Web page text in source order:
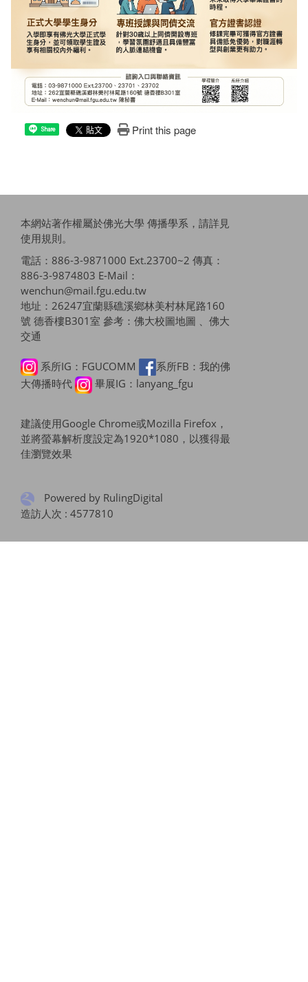
Share Print this page
本網站著作權屬於佛光大學 傳播學系，請詳見
使用規則。
電話：886-3-9871000 Ext.23700~2 傳真：
886-3-9874803 E-Mail：
wenchun@mail.fgu.edu.tw
地址：26247宜蘭縣礁溪鄉林美村林尾路160
號 德香樓B301室 參考： 佛大校圖地圖 、佛大
交通
系所IG：FGUCOMM
系所FB：我的佛
大傳播時代
畢展IG：lanyang_fgu
建議使用Google Chrome或Mozilla Firefox，
並將螢幕解析度設定為1920*1080，以獲得最
佳瀏覽效果
Powered by RulingDigital
造訪人次 : 4577810